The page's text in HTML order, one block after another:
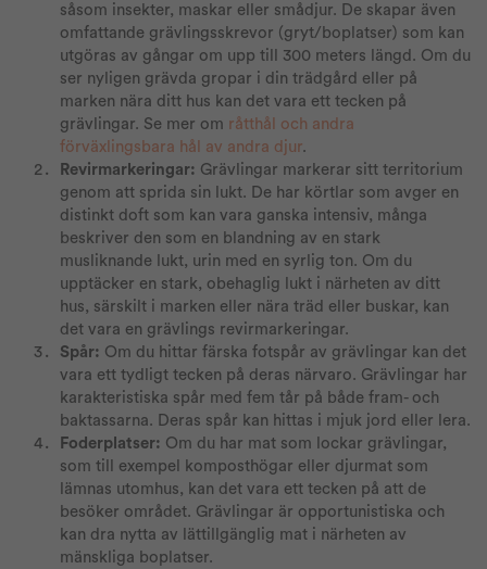
såsom insekter, maskar eller smådjur. De skapar även
omfattande grävlingsskrevor (gryt/boplatser) som kan
utgöras av gångar om upp till 300 meters längd. Om du
ser nyligen grävda gropar i din trädgård eller på
marken nära ditt hus kan det vara ett tecken på
grävlingar. Se mer om råtthål och andra
förväxlingsbara hål av andra djur.
Revirmarkeringar: Grävlingar markerar sitt territorium
genom att sprida sin lukt. De har körtlar som avger en
distinkt doft som kan vara ganska intensiv, många
beskriver den som en blandning av en stark
musliknande lukt, urin med en syrlig ton. Om du
upptäcker en stark, obehaglig lukt i närheten av ditt
hus, särskilt i marken eller nära träd eller buskar, kan
det vara en grävlings revirmarkeringar.
Spår: Om du hittar färska fotspår av grävlingar kan det
vara ett tydligt tecken på deras närvaro. Grävlingar har
karakteristiska spår med fem tår på både fram- och
baktassarna. Deras spår kan hittas i mjuk jord eller lera.
Foderplatser: Om du har mat som lockar grävlingar,
som till exempel komposthögar eller djurmat som
lämnas utomhus, kan det vara ett tecken på att de
besöker området. Grävlingar är opportunistiska och
kan dra nytta av lättillgänglig mat i närheten av
mänskliga boplatser.